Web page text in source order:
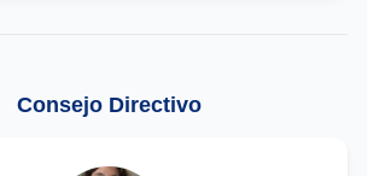
Consejo Directivo